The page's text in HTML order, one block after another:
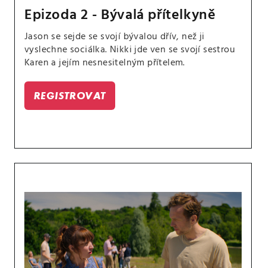
Epizoda 2 - Bývalá přítelkyně
Jason se sejde se svojí bývalou dřív, než ji
vyslechne sociálka. Nikki jde ven se svojí sestrou
Karen a jejím nesnesitelným přítelem.
REGISTROVAT